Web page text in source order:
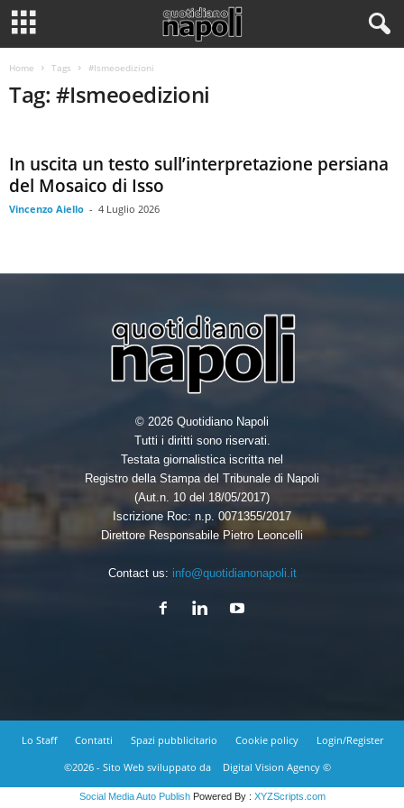
Home Tags #Ismeoedizioni
Tag: #Ismeoedizioni
In uscita un testo sull’interpretazione persiana
del Mosaico di Isso
Vincenzo Aiello - 4 Luglio 2026
© 2026 Quotidiano Napoli
Tutti i diritti sono riservati.
Testata giornalistica iscritta nel
Registro della Stampa del Tribunale di Napoli
(Aut.n. 10 del 18/05/2017)
Iscrizione Roc: n.p. 0071355/2017
Direttore Responsabile Pietro Leoncelli
Contact us: info@quotidianonapoli.it
Lo Staff Contatti Spazi pubblicitario Cookie policy
Login/Register
©2026 - Sito Web sviluppato da
Digital Vision Agency ©
Social Media Auto PublishPowered By : XYZScripts.com